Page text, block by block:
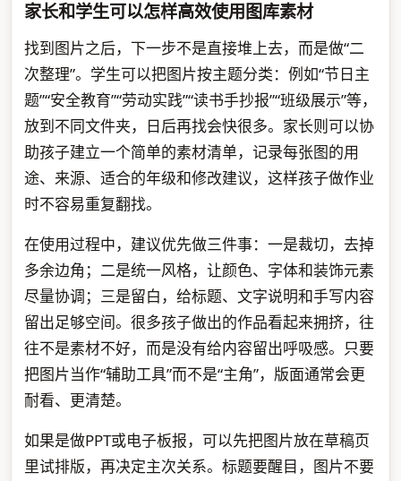
家长和学生可以怎样高效使用图库素材
找到图片之后，下一步不是直接堆上去，而是做“二
次整理”。学生可以把图片按主题分类：例如“节日主
题”“安全教育”“劳动实践”“读书手抄报”“班级展示”等，
放到不同文件夹，日后再找会快很多。家长则可以协
助孩子建立一个简单的素材清单，记录每张图的用
途、来源、适合的年级和修改建议，这样孩子做作业
时不容易重复翻找。
在使用过程中，建议优先做三件事：一是裁切，去掉
多余边角；二是统一风格，让颜色、字体和装饰元素
尽量协调；三是留白，给标题、文字说明和手写内容
留出足够空间。很多孩子做出的作品看起来拥挤，往
往不是素材不好，而是没有给内容留出呼吸感。只要
把图片当作“辅助工具”而不是“主角”，版面通常会更
耐看、更清楚。
如果是做PPT或电子板报，可以先把图片放在草稿页
里试排版，再决定主次关系。标题要醒目，图片不要